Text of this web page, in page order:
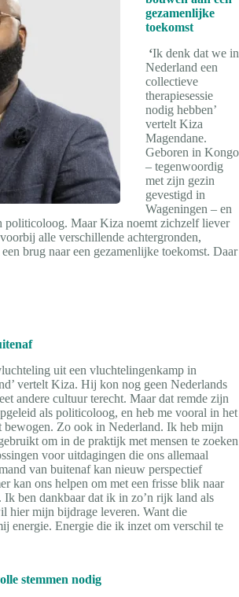
gezamenlijke
toekomst
‘Ik denk dat we in
Nederland een
collectieve
therapiesessie
nodig hebben’
vertelt Kiza
Magendane.
Geboren in Kongo
– tegenwoordig
met zijn gezin
gevestigd in
Wageningen – en
politicoloog. Maar Kiza noemt zichzelf liever
alle verschillende achtergronden,
brug naar een gezamenlijke toekomst. Daar
uit een vluchtelingenkamp in
vertelt Kiza. Hij kon nog geen Nederlands
andere cultuur terecht. Maar dat remde zijn
als politicoloog, en heb me vooral in het
bewogen. Zo ook in Nederland. Ik heb mijn
om in de praktijk met mensen te zoeken
voor uitdagingen die ons allemaal
van buitenaf kan nieuw perspectief
kan ons helpen om met een frisse blik naar
ben dankbaar dat ik in zo’n rijk land als
hier mijn bijdrage leveren. Want die
energie. Energie die ik inzet om verschil te
stemmen nodig